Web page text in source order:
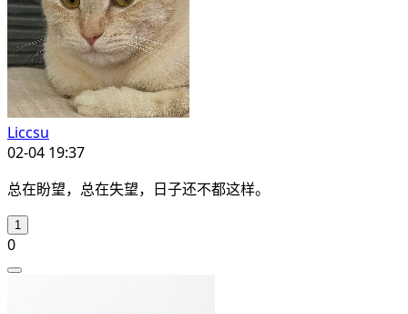
Liccsu
02-04 19:37
总在盼望，总在失望，日子还不都这样。
1
0